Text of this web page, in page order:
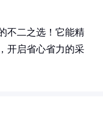
不二之选！它能精
开启省心省力的采